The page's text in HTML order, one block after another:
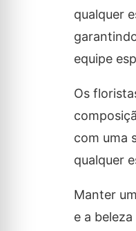
qualquer
equipe
Os
com uma
qualquer
Manter
e a